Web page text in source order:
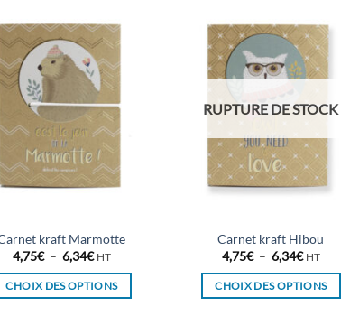
plusieurs
variations.
Les
options
peuvent
être
choisies
sur
la
du
produit
plusieurs
variations.
Les
peuvent
choisies
sur
la
du
produit
kraft Marmotte
4,75€ – 6,34€Plage
prix :
4,75€
HT
CHOIX DES OPTIONS
RUPTURE DE STOCK
Carnet kraft Hibou
4,75€ – 6,34€Plage
prix :
4,75€
HT
CHOIX DES OPTIONS